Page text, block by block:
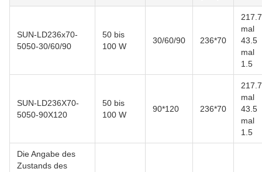
SUN-LD236x70-
5050-30/60/90
50 bis
100 W
30/60/90 236*70
217.7
mal
43.5
mal
1.5
SUN-LD236X70-
5050-90X120
50 bis
100 W
90*120 236*70
217.7
mal
43.5
mal
1.5
Die Angabe des
Zustands des